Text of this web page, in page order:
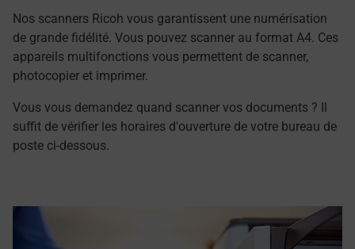
Nos scanners Ricoh vous garantissent une numérisation
de grande fidélité. Vous pouvez scanner au format A4. Ces
appareils multifonctions vous permettent de scanner,
photocopier et imprimer.
Vous vous demandez quand scanner vos documents ? Il
suffit de vérifier les horaires d'ouverture de votre bureau de
poste ci-dessous.